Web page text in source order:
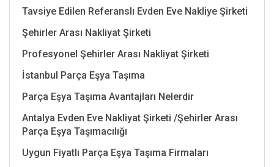
Tavsiye Edilen Referanslı Evden Eve Nakliye Şirketi
Şehirler Arası Nakliyat Şirketi
Profesyonel Şehirler Arası Nakliyat Şirketi
İstanbul Parça Eşya Taşıma
Parça Eşya Taşıma Avantajları Nelerdir
Antalya Evden Eve Nakliyat Şirketi /Şehirler Arası
Parça Eşya Taşımacılığı
Uygun Fiyatlı Parça Eşya Taşıma Firmaları